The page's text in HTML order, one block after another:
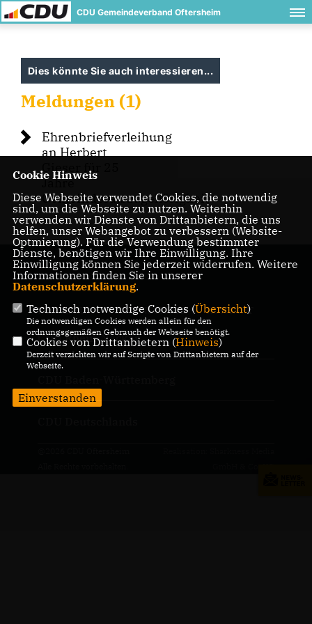
CDU Gemeindeverband Oftersheim
Dies könnte Sie auch interessieren...
Meldungen (1)
Ehrenbriefverleihung
an Herbert
Gieser für 25
Jahre
Gemeinderatszugehörigkeit
IMPRESSUM DATENSCHUTZ KONTAKT
CDU Rhein-Neckar
Cookie Hinweis
Diese Webseite verwendet Cookies, die notwendig
sind, um die Webseite zu nutzen. Weiterhin
verwenden wir Dienste von Drittanbietern, die uns
helfen, unser Webangebot zu verbessern (Website-
Optmierung). Für die Verwendung bestimmter
Dienste, benötigen wir Ihre Einwilligung. Ihre
Einwilligung können Sie jederzeit widerrufen. Weitere
Informationen finden Sie in unserer
Datenschutzerklärung.
Technisch notwendige Cookies (Übersicht)
Die notwendigen Cookies werden allein für den
ordnungsgemäßen Gebrauch der Webseite benötigt.
Cookies von Drittanbietern (Hinweis)
Derzeit verzichten wir auf Scripte von Drittanbietern auf der
Webseite.
Einverstanden